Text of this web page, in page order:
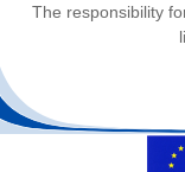
The responsibility